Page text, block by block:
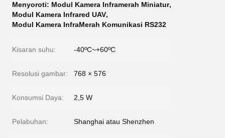
Menyoroti: Modul Kamera Inframerah Miniatur,
Modul Kamera Infrared UAV,
Modul Kamera InfraMerah Komunikasi RS232
Kisaran suhu: -40ºC~+60ºC
Resolusi gambar: 768 × 576
Konsumsi Daya: 2,5 W
Pelabuhan: Shanghai atau Shenzhen